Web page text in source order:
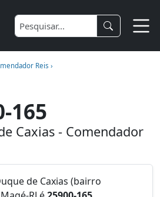
Reis ›
165
Caxias - Comendador
de Caxias (bairro